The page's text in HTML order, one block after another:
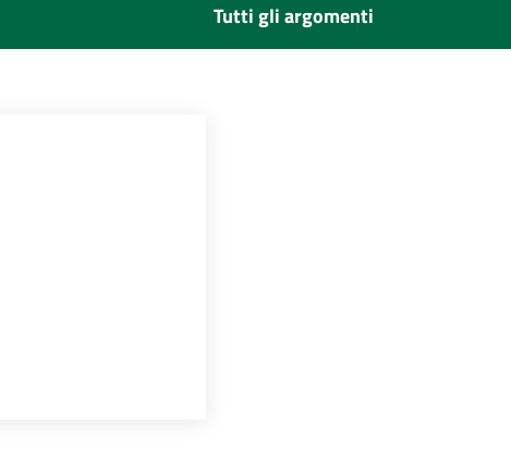
Tutti gli argomenti